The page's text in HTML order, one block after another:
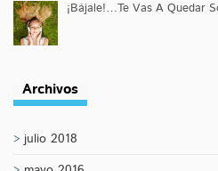
¡Bájale!…Te Vas A Quedar
Archivos
julio 2018